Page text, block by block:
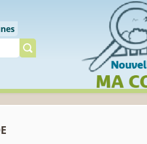
Territoire